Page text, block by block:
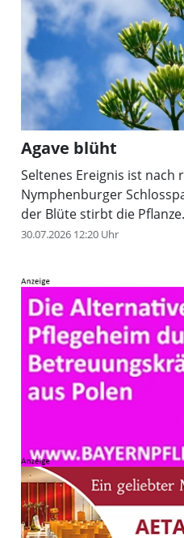
Agave blüht
Seltenes Ereignis ist nach
Nymphenburger
der Blüte stirbt die Pflanze.
30.07.2026 12:20 Uhr